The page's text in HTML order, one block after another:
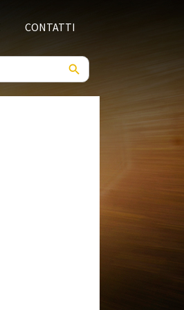
CONTATTI